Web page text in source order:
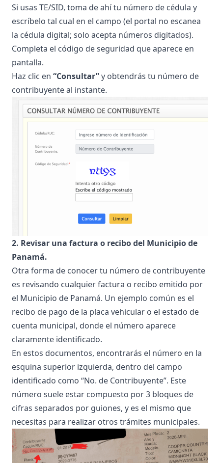
Si usas TE/SID, toma de ahí tu número de cédula y
escríbelo tal cual en el campo (el portal no escanea
la cédula digital; solo acepta números digitados).
Completa el código de seguridad que aparece en
pantalla.
Haz clic en “Consultar”y obtendrás tu número de
contribuyente al instante.
2. Revisar una factura o recibo del Municipio de
Panamá.
Otra forma de conocer tu número de contribuyente
es revisando cualquier factura o recibo emitido por
el Municipio de Panamá. Un ejemplo común es el
recibo de pago de la placa vehicular o el estado de
cuenta municipal, donde el número aparece
claramente identificado.
En estos documentos, encontrarás el número en la
esquina superior izquierda, dentro del campo
identificado como “No. de Contribuyente”. Este
número suele estar compuesto por 3 bloques de
cifras separados por guiones, y es el mismo que
necesitas para realizar otros trámites municipales.